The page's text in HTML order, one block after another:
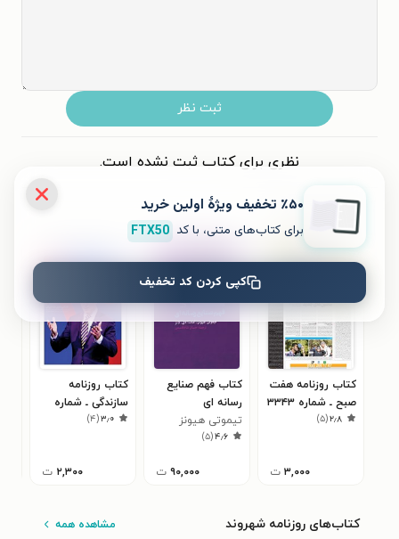
ثبت نظر
نظری برای کتاب ثبت نشده است.
کتاب‌های مشابه
کتاب روزنامه هفت
صبح ـ شماره ۳۳۴۳
۲٫۸(۵)
۳,۰۰۰ ت
کتاب فهم صنایع
رسانه ای
تیموتی هیونز
۴٫۶(۵)
۹۰,۰۰۰ ت
کتاب روزنامه
سازندگی ـ شماره
۸۸۰ ـ ۳ اسفند ۹۹۳٫۰(۴)
۲,۳۰۰ ت
کتاب‌های روزنامه شهروند مشاهده همه
٪۵۰ تخفیف ویژۀ اولین خرید
برای کتاب‌های متنی، با کد FTX50
کپی کردن کد تخفیف